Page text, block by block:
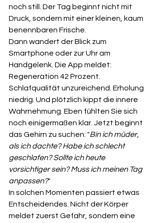
noch still. Der Tag beginnt nicht mit
Druck, sondern mit einer kleinen, kaum
benennbaren Frische.
Dann wandert der Blick zum
Smartphone oder zur Uhr am
Handgelenk. Die App meldet:
Regeneration 42 Prozent.
Schlafqualität unzureichend. Erholung
niedrig. Und plötzlich kippt die innere
Wahrnehmung. Eben fühlten Sie sich
noch einigermaßen klar. Jetzt beginnt
das Gehirn zu suchen: "Bin ich müder,
als ich dachte? Habe ich schlecht
geschlafen? Sollte ich heute
vorsichtiger sein? Muss ich meinen Tag
anpassen?"
In solchen Momenten passiert etwas
Entscheidendes. Nicht der Körper
meldet zuerst Gefahr, sondern eine